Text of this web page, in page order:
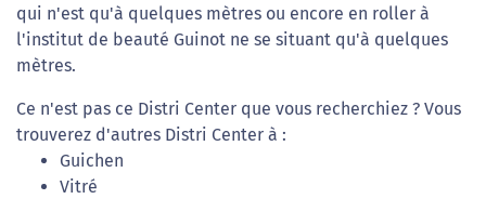
qui n'est qu'à quelques mètres ou encore en roller à
l'institut de beauté Guinot ne se situant qu'à quelques
mètres.
Ce n'est pas ce Distri Center que vous recherchiez ? Vous
trouverez d'autres Distri Center à :
Guichen
Vitré